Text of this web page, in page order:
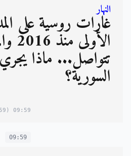
النهار
غارات روسية على
تتواصل... ماذا
السورية؟
09:59
(07:59 in your timezone)
09:59